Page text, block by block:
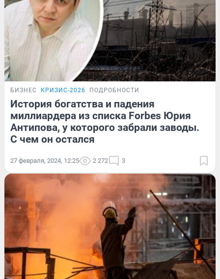
БИЗНЕС КРИЗИС-2026 ПОДРОБНОСТИ
История богатства и падения
миллиардера из списка Forbes Юрия
Антипова, у которого забрали заводы.
С чем он остался
27 февраля, 2024, 12:25 2 272 3